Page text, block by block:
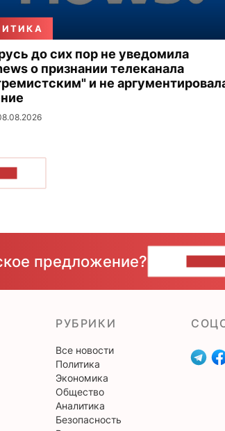
до сих пор не уведомила
о признании телеканала
и не
предложение?
РУБРИКИ
Все новости
Политика
Экономика
Общество
Аналитика
Безопасность